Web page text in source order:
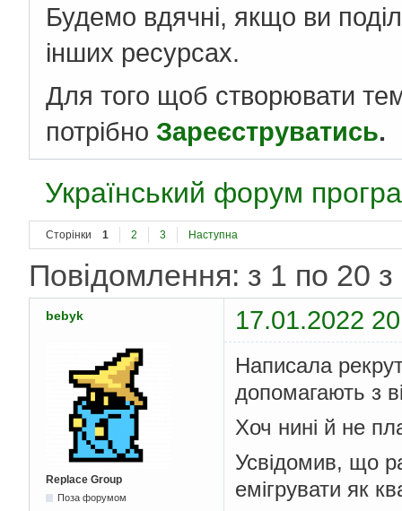
Будемо вдячні, якщо ви
інших ресурсах.
Для того щоб створювати
потрібно Зареєструватись.
Український форум
Сторінки 1 2 3 Наступна
Повідомлення: з 1 по 20 з
bebyk 17.01.2022
Replace Group
Поза форумом
Написала
допомагають з
Хоч нині й не
Усвідомив, що
емігрувати як